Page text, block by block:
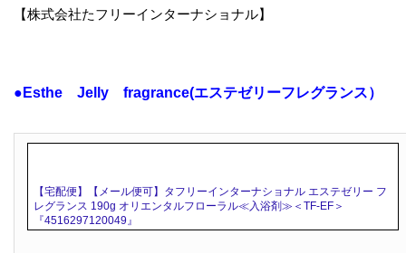
【株式会社たフリーインターナショナル】
●Esthe Jelly fragrance(エステゼリーフレグランス）
【宅配便】【メール便可】タフリーインターナショナル エステゼリー フ
レグランス 190g オリエンタルフローラル≪入浴剤≫＜TF-EF＞
『4516297120049』